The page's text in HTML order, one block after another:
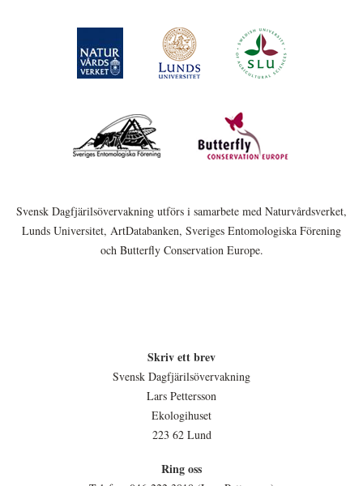
Svensk Dagfjärilsövervakning utförs i samarbete med Naturvårdsverket,
Lunds Universitet, ArtDatabanken, Sveriges Entomologiska Förening
och Butterfly Conservation Europe.
Skriv ett brev
Svensk Dagfjärilsövervakning
Lars Pettersson
Ekologihuset
223 62 Lund
Ring oss